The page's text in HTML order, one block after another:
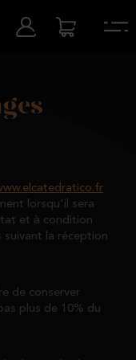
lorsqu'il sera
et à condition
la réception
de conserver
plus de 10% du